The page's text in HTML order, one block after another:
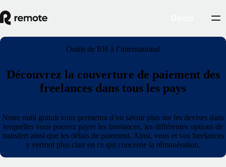
Outils de RH à l’international
Découvrez la couverture de paiement des
freelances dans tous les pays
Notre outil gratuit vous permettra d’en savoir plus sur les devises dans
lesquelles vous pouvez payer les freelances, les différentes options de
transfert ainsi que les délais de paiement. Ainsi, vous et vos freelances
y verront plus clair en ce qui concerne la rémunération.